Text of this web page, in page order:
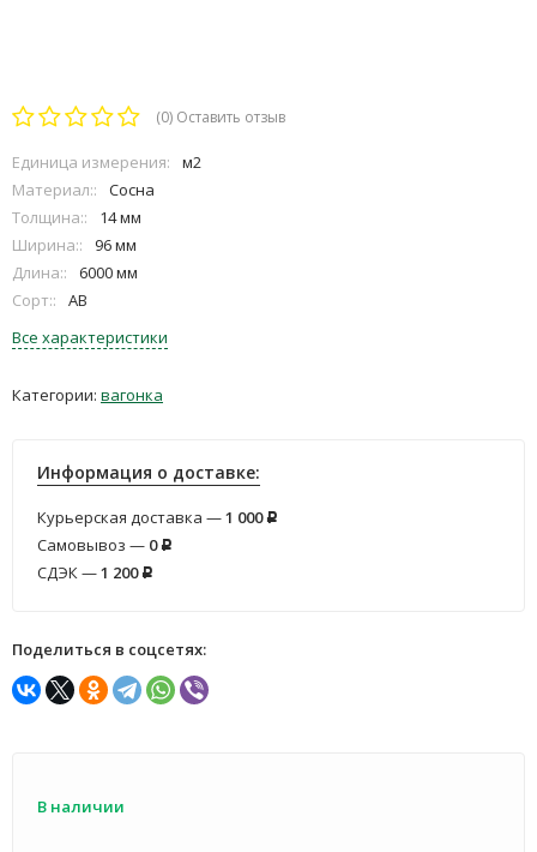
(0) Оставить отзыв
Единица измерения:
м2
Материал::
Сосна
Толщина::
14 мм
Ширина::
96 мм
Длина::
6000 мм
Сорт::
АВ
Все характеристики
Категории: вагонка
Информация о доставке:
Курьерская доставка —1 000 Р
Самовывоз — 0 Р
СДЭК —1 200 Р
Поделиться в соцсетях:
В наличии